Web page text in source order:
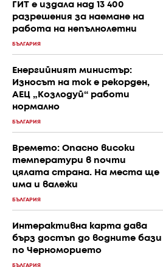
ГИТ е издала над 13 400
разрешения за наемане на
работа на непълнолетни
БЪЛГАРИЯ
Енергийният министър:
Износът на ток е рекорден,
АЕЦ „Козлодуй“ работи
нормално
БЪЛГАРИЯ
Времето: Опасно високи
температури в почти
цялата страна. На места ще
има и валежи
БЪЛГАРИЯ
Интерактивна карта дава
бърз достъп до водните бази
по Черноморието
БЪЛГАРИЯ